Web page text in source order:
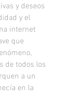
y deseos
y el
internet
que
de todos los
a un
en la